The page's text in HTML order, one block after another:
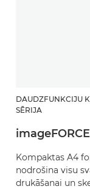
DAUDZFUNKCIJU
SĒRIJA
Kompaktas A4
nodrošina visu
drukāšanai un